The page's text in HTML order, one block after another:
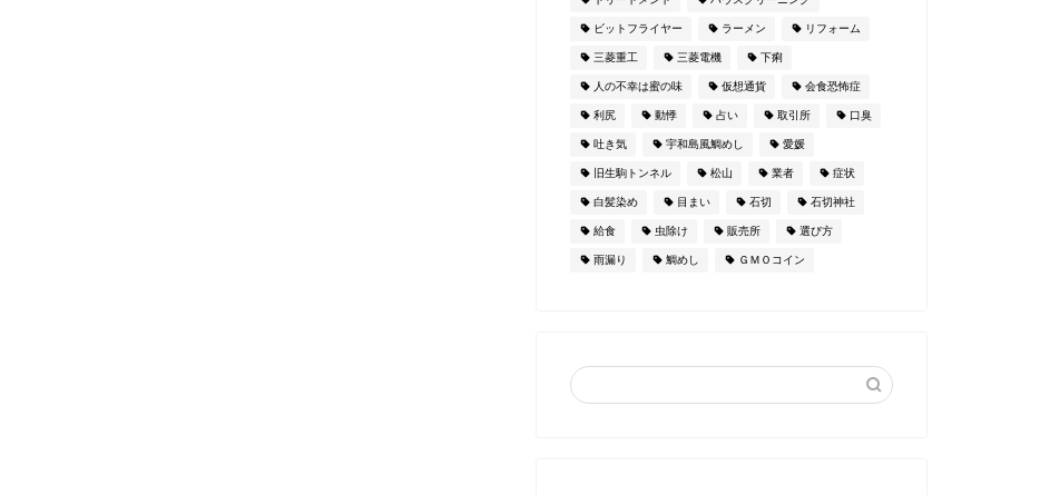
ビットフライヤー ラーメン リフォーム
三菱重工 三菱電機 下痢
人の不幸は蜜の味 仮想通貨 会食恐怖症
利尻 動悸 占い 取引所 口臭
吐き気 宇和島風鯛めし 愛媛
旧生駒トンネル 松山 業者 症状
白髪染め 目まい 石切 石切神社
給食 虫除け 販売所 選び方
雨漏り 鯛めし ＧＭＯコイン